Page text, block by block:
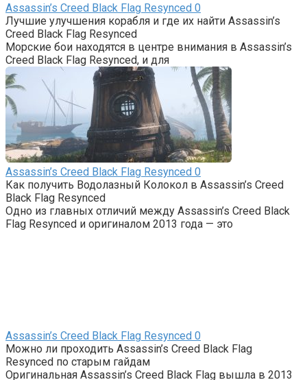
Assassin’s Creed Black Flag Resynced 0
Лучшие улучшения корабля и где их найти Assassin’s
Creed Black Flag Resynced
Морские бои находятся в центре внимания в Assassin’s
Creed Black Flag Resynced, и для
Assassin’s Creed Black Flag Resynced 0
Как получить Водолазный Колокол в Assassin’s Creed
Black Flag Resynced
Одно из главных отличий между Assassin’s Creed Black
Flag Resynced и оригиналом 2013 года — это
Assassin’s Creed Black Flag Resynced 0
Можно ли проходить Assassin’s Creed Black Flag
Resynced по старым гайдам
Оригинальная Assassin’s Creed Black Flag вышла в 2013